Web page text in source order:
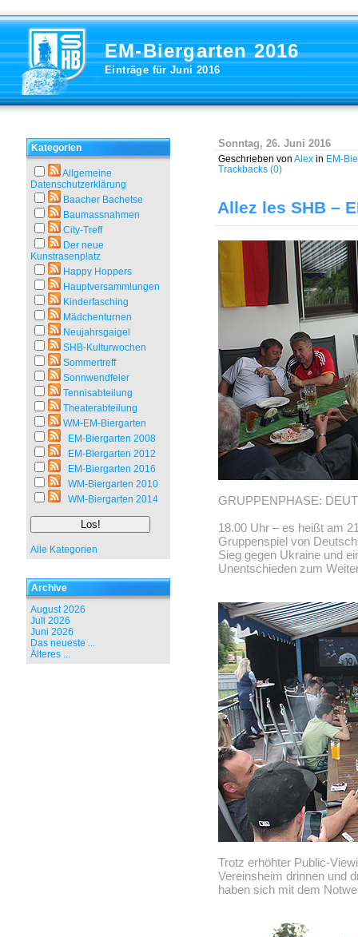
EM-Biergarten 2016
Einträge für Juni 2016
Kategorien
Allgemeine
Datenschutzerklärung
Baacher Bachetse
Baumassnahmen
City-Treff
Der neue
Kunstrasenplatz
Happy Hoppers
Hauptversammlungen
Kinderfasching
Mädchenturnen
Neujahrsgaigel
SHB-Kulturwochen
Sommertreff
Sonnwendfeier
Tennisabteilung
Theaterabteilung
WM-EM-Biergarten
EM-Biergarten 2008
EM-Biergarten 2012
EM-Biergarten 2016
WM-Biergarten 2010
WM-Biergarten 2014
Alle Kategorien
Archive
August 2026
Juli 2026
Juni 2026
Das neueste ...
Älteres ...
Sonntag, 26. Juni 2016
Geschrieben von Alex in EM-
Trackbacks (0)
Allez les SHB –
GRUPPENPHASE:
18.00 Uhr – es heißt am
Gruppenspiel von
Sieg gegen Ukraine und
Unentschieden zum
Trotz erhöhter Public-
Vereinsheim drinnen und
haben sich mit dem